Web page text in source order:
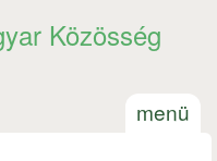
Közösség
menü